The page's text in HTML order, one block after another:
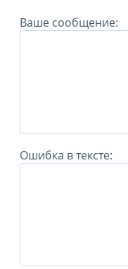
Ваше сообщение:
Ошибка в тексте: